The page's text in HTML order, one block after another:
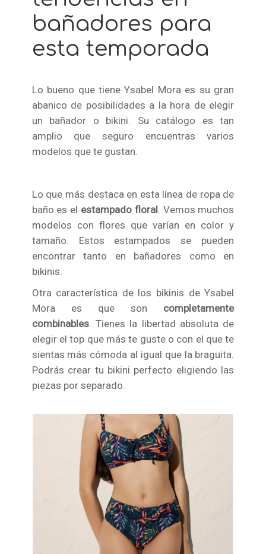
bañadores para
esta temporada
Lo bueno que tiene Ysabel Mora es su gran
abanico de posibilidades a la hora de elegir
un bañador o bikini. Su catálogo es tan
amplio que seguro encuentras varios
modelos que te gustan.
Lo que más destaca en esta línea de ropa de
baño es el estampado floral. Vemos muchos
modelos con flores que varían en color y
tamaño. Estos estampados se pueden
encontrar tanto en bañadores como en
bikinis.
Otra característica de los bikinis de Ysabel
Mora es que son completamente
combinables. Tienes la libertad absoluta de
elegir el top que más te guste o con el que te
sientas más cómoda al igual que la braguita.
Podrás crear tu bikini perfecto eligiendo las
piezas por separado.